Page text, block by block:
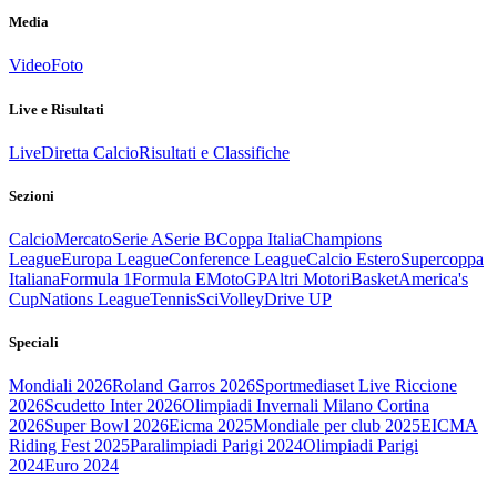
Media
VideoFoto
Live e Risultati
LiveDiretta CalcioRisultati e Classifiche
Sezioni
CalcioMercatoSerie ASerie BCoppa ItaliaChampions
LeagueEuropa LeagueConference LeagueCalcio EsteroSupercoppa
ItalianaFormula 1Formula EMotoGPAltri MotoriBasketAmerica's
CupNations LeagueTennisSciVolleyDrive UP
Speciali
Mondiali 2026Roland Garros 2026Sportmediaset Live Riccione
2026Scudetto Inter 2026Olimpiadi Invernali Milano Cortina
2026Super Bowl 2026Eicma 2025Mondiale per club 2025EICMA
Riding Fest 2025Paralimpiadi Parigi 2024Olimpiadi Parigi
2024Euro 2024